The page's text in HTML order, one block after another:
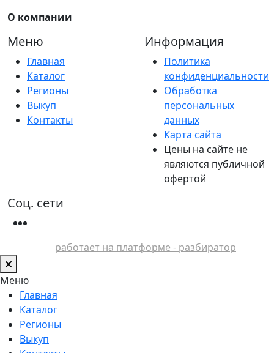
О компании
Меню
Главная
Каталог
Регионы
Выкуп
Контакты
Информация
Политика
конфиденциальности
Обработка
персональных
данных
Карта сайта
Цены на сайте не
являются публичной
офертой
Соц. сети
работает на платформе - разбиратор
Меню
Главная
Каталог
Регионы
Выкуп